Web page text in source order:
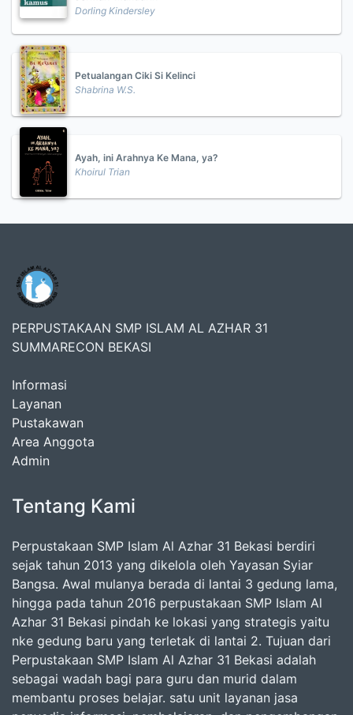
Dorling Kindersley
Petualangan Ciki Si Kelinci
Shabrina W.S.
Ayah, ini Arahnya Ke Mana, ya?
Khoirul Trian
PERPUSTAKAAN SMP ISLAM AL AZHAR 31
SUMMARECON BEKASI
Informasi
Layanan
Pustakawan
Area Anggota
Admin
Tentang Kami
Perpustakaan SMP Islam Al Azhar 31 Bekasi berdiri
sejak tahun 2013 yang dikelola oleh Yayasan Syiar
Bangsa. Awal mulanya berada di lantai 3 gedung lama,
hingga pada tahun 2016 perpustakaan SMP Islam Al
Azhar 31 Bekasi pindah ke lokasi yang strategis yaitu
nke gedung baru yang terletak di lantai 2. Tujuan dari
Perpustakaan SMP Islam Al Azhar 31 Bekasi adalah
sebagai wadah bagi para guru dan murid dalam
membantu proses belajar. satu unit layanan jasa